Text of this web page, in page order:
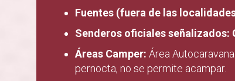
Fuentes (fuera de las
Senderos oficiales señalizados:
Áreas Camper: Área
pernocta, no se permite acampar.